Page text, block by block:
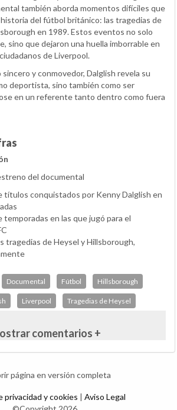
también aborda momentos difíciles que
historia del fútbol británico: las tragedias de
en 1989. Estos eventos no solo
sino que dejaron una huella imborrable en
de Liverpool.
y conmovedor, Dalglish revela su
deportista, sino también como ser
en un referente tanto dentro como fuera
del documental
títulos conquistados por Kenny Dalglish en
temporadas en las que jugó para el
tragedias de Heysel y Hillsborough,
Documental Fútbol Hillsborough
Liverpool Tragedias de Heysel
comentarios +
página en versión completa
privacidad y cookies | Aviso Legal